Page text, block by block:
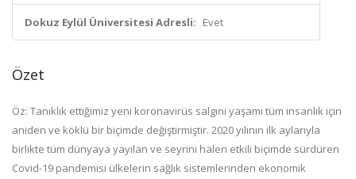
Dokuz Eylül Üniversitesi Adresli: Evet
Özet
Öz: Tanıklık ettiğimiz yeni koronavirüs salgını yaşamı tüm insanlık için
aniden ve köklü bir biçimde değiştirmiştir. 2020 yılının ilk aylarıyla
birlikte tüm dünyaya yayılan ve seyrini halen etkili biçimde sürdüren
Covid-19 pandemisi ülkelerin sağlık sistemlerinden ekonomik